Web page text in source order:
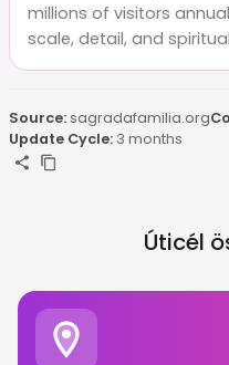
millions of visitors
scale, detail, and
Source:sagradafamilia.org
Update Cycle: 3 months
Úticél